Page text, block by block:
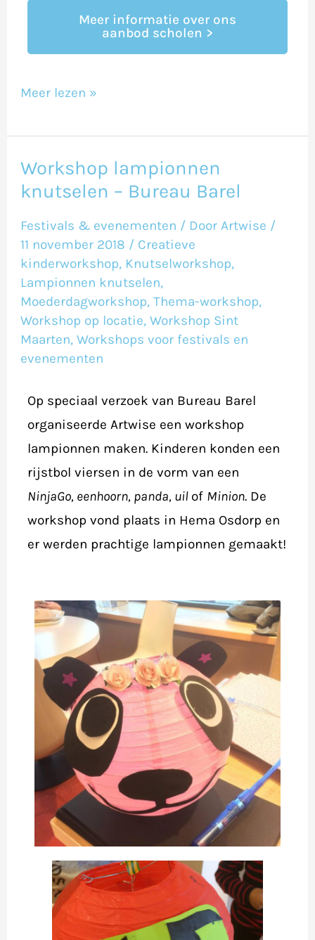
Meer informatie over ons
aanbod scholen >
Meer lezen »
Workshop lampionnen
knutselen – Bureau Barel
Festivals & evenementen / DoorArtwise /
11 november 2018 / Creatieve
kinderworkshop, Knutselworkshop,
Lampionnen knutselen,
Moederdagworkshop,Thema-workshop,
Workshop op locatie,Workshop Sint
Maarten,Workshops voor festivals en
evenementen
Op speciaal verzoek van Bureau Barel
organiseerde Artwise een workshop
lampionnen maken. Kinderen konden een
rijstbol viersen in de vorm van een
NinjaGo, eenhoorn, panda, uil of Minion. De
workshop vond plaats in Hema Osdorp en
er werden prachtige lampionnen gemaakt!
Workshop
lampionnen
–
Bureau
Barel